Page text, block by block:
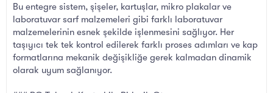
Bu entegre sistem, şişeler, kartuşlar, mikro plakalar ve
laboratuvar sarf malzemeleri gibi farklı laboratuvar
malzemelerinin esnek şekilde işlenmesini sağlıyor. Her
taşıyıcı tek tek kontrol edilerek farklı proses adımları ve kap
formatlarına mekanik değişikliğe gerek kalmadan dinamik
olarak uyum sağlanıyor.